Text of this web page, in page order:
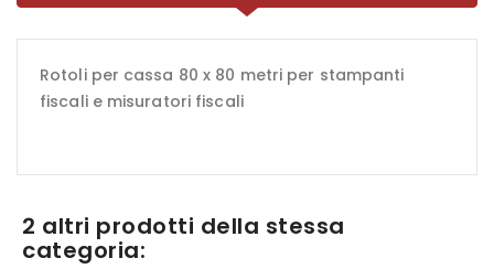
Rotoli per cassa 80 x 80 metri per stampanti
fiscali e misuratori fiscali
2 altri prodotti della stessa
categoria: